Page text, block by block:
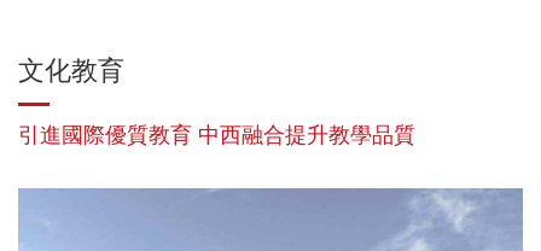
文化教育
引進國際優質教育 中西融合提升教學品質